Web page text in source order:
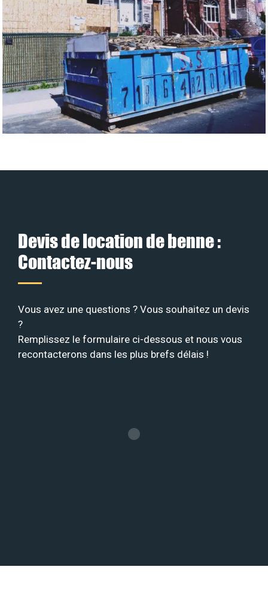
Devis de location de benne :
Contactez-nous
Vous avez une questions ? Vous souhaitez un devis
?
Remplissez le formulaire ci-dessous et nous vous
recontacterons dans les plus brefs délais !